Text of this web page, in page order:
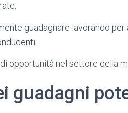
guadagnare lavorando
opportunità nel settore della
guadagni